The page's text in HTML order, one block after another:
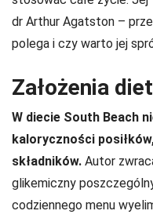
dr Arthur Agatston –
polega i czy warto jej
Założenia
W diecie South Beach
kaloryczności
składników. Autor
glikemiczny
codziennego menu